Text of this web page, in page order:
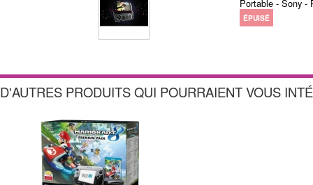
Portable - Sony -
ÉPUISÉ
D'AUTRES PRODUITS QUI POURRAIENT VOUS